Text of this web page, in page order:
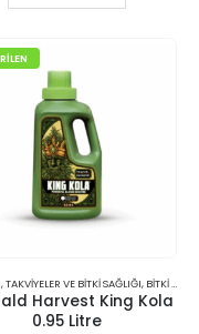
TAKVIYELER VE BITKI SAĞLIĞI, BITKI BESINLERI VE TAKVIYELERI
Harvest King Kola
0.95 Litre